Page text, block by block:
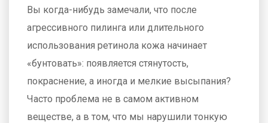
Вы когда-нибудь замечали, что после
агрессивного пилинга или длительного
использования ретинола кожа начинает
«бунтовать»: появляется стянутость,
покраснение, а иногда и мелкие высыпания?
Часто проблема не в самом активном
веществе, а в том, что мы нарушили тонкую